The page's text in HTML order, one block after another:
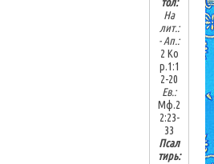
На
лит.:
-Ап.:
2 Ко
р.1:1
2-20
Ев.:
Мф.2
2:23-
33
Псал
тирь: